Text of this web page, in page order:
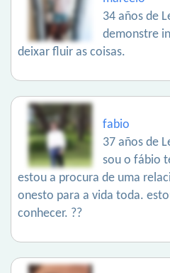
34 años de
demonstre
deixar fluir as coisas.
fabio
37 años de
sou o fábio
estou a procura de uma
onesto para a vida toda.
conhecer. ??